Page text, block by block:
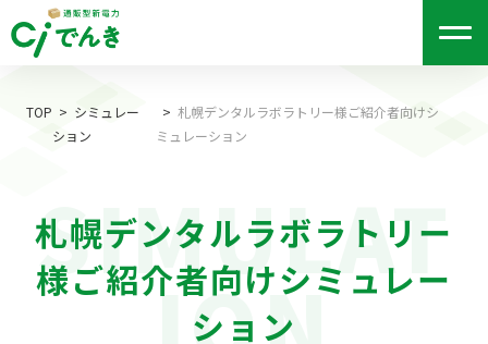
me
nu
TOP
シミュレー
ション
札幌デンタルラボラトリー様ご紹介者向けシ
ミュレーション
札幌デンタルラボラトリー
様ご紹介者向けシミュレー
ション
SIMULAT